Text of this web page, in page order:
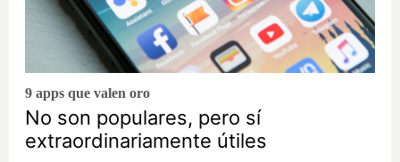
9 apps que valen oro
No son populares, pero sí
extraordinariamente útiles